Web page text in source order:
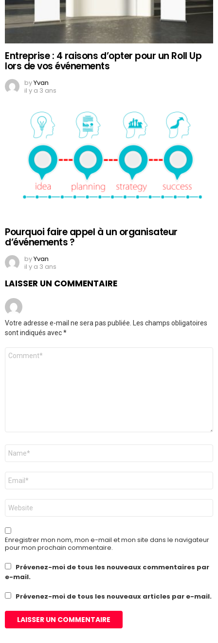
Entreprise : 4 raisons d’opter pour un Roll Up
lors de vos événements
byYvan
il y a 3 ans
Pourquoi faire appel à un organisateur
d’événements ?
byYvan
il y a 3 ans
LAISSER UN COMMENTAIRE
Votre adresse e-mail ne sera pas publiée.
Les champs obligatoires
sont indiqués avec*
Commentaire
Nom
E-
mail
*
Site
web
Enregistrer mon nom, mon e-mail et mon site dans le navigateur
pour mon prochain commentaire.
Prévenez-moi de tous les nouveaux commentaires par
e-mail.
Prévenez-moi de tous les nouveaux articles par e-mail.